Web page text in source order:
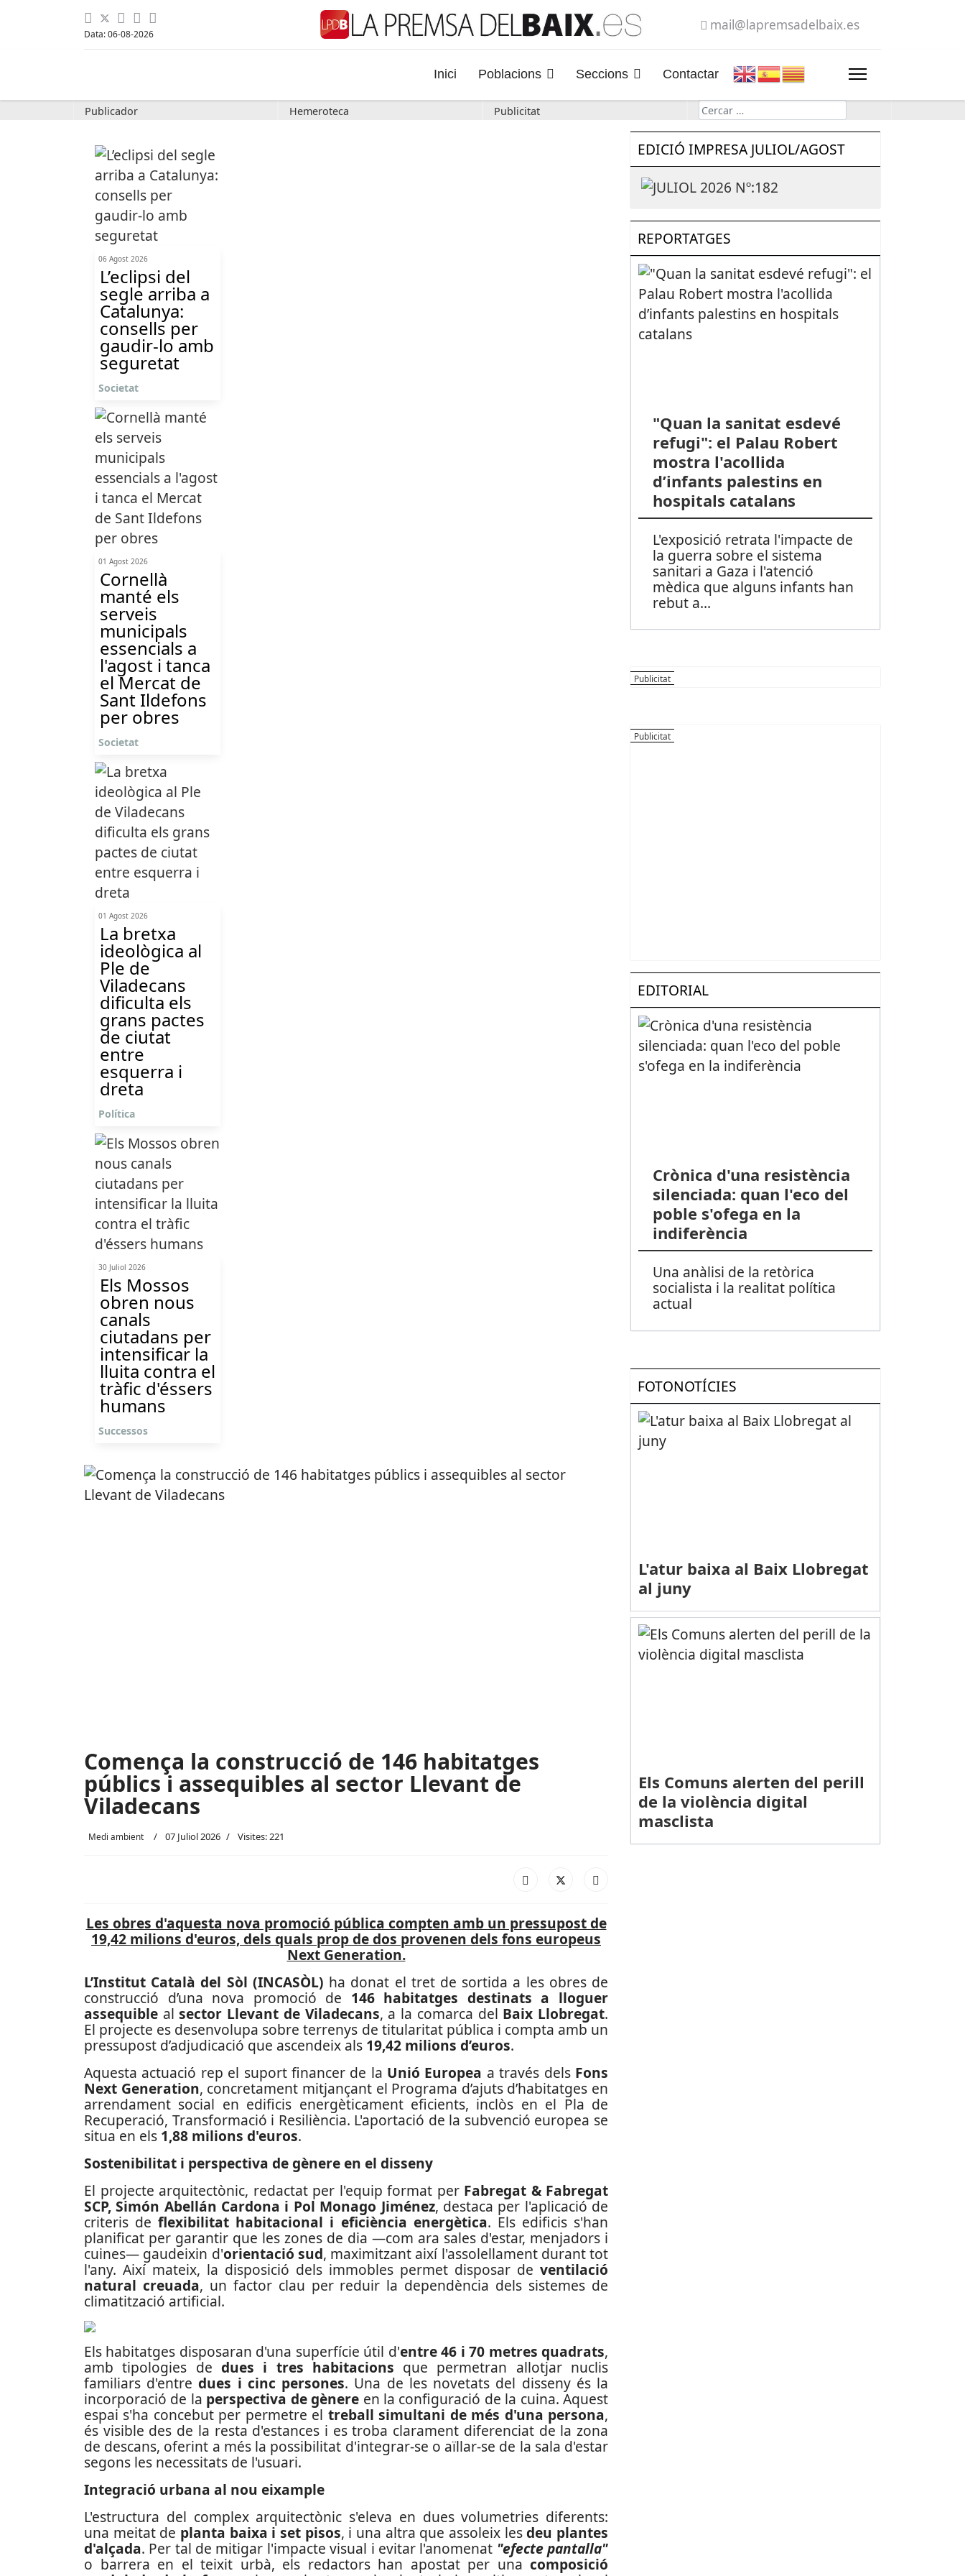
Data: 06-08-2026
mail@lapremsadelbaix.es
Inici Poblacions Seccions Contactar
Publicador Hemeroteca Publicitat Cerca
06 Agost 2026
L’eclipsi del
segle arriba a
Catalunya:
consells per
gaudir-lo amb
seguretat
Societat
01 Agost 2026
Cornellà
manté els
serveis
municipals
essencials a
l'agost i tanca
el Mercat de
Sant Ildefons
per obres
Societat
01 Agost 2026
La bretxa
ideològica al
Ple de
Viladecans
dificulta els
grans pactes
de ciutat
entre
esquerra i
dreta
Política
30 Juliol 2026
Els Mossos
obren nous
canals
ciutadans per
intensificar la
lluita contra el
tràfic d'éssers
humans
Successos
Comença la construcció de 146 habitatges
públics i assequibles al sector Llevant de
Viladecans
Medi ambient 07 Juliol 2026 Visites: 221
Les obres d'aquesta nova promoció pública compten amb un pressupost de
19,42 milions d'euros, dels quals prop de dos provenen dels fons europeus
Next Generation.
L’Institut Català del Sòl (INCASÒL) ha donat el tret de sortida a les obres de
construcció d’una nova promoció de 146 habitatges destinats a lloguer
assequible alsector Llevant de Viladecans, a la comarca del Baix Llobregat.
El projecte es desenvolupa sobre terrenys de titularitat pública i compta amb un
pressupost d’adjudicació que ascendeix als 19,42 milions d’euros.
Aquesta actuació rep el suport financer de la Unió Europea a través dels Fons
Next Generation, concretament mitjançant el Programa d’ajuts d’habitatges en
arrendament social en edificis energèticament eficients, inclòs en el Pla de
Recuperació, Transformació i Resiliència. L'aportació de la subvenció europea se
situa en els 1,88 milions d'euros.
Sostenibilitat i perspectiva de gènere en el disseny
El projecte arquitectònic, redactat per l'equip format per Fabregat & Fabregat
SCP, Simón Abellán Cardona i Pol Monago Jiménez, destaca per l'aplicació de
criteris deflexibilitat habitacional i eficiència energètica. Els edificis s'han
planificat per garantir que les zones de dia —com ara sales d'estar, menjadors i
cuines— gaudeixin d'orientació sud, maximitzant així l'assolellament durant tot
l'any. Així mateix, la disposició dels immobles permet disposar de ventilació
natural creuada, un factor clau per reduir la dependència dels sistemes de
climatització artificial.
Els habitatges disposaran d'una superfície útil d'entre 46 i 70 metres quadrats,
amb tipologies de dues i tres habitacions que permetran allotjar nuclis
familiars d'entredues i cinc persones. Una de les novetats del disseny és la
incorporació de la perspectiva de gènere en la configuració de la cuina. Aquest
espai s'ha concebut per permetre el treball simultani de més d'una persona,
és visible des de la resta d'estances i es troba clarament diferenciat de la zona
de descans, oferint a més la possibilitat d'integrar-se o aïllar-se de la sala d'estar
segons les necessitats de l'usuari.
Integració urbana al nou eixample
L'estructura del complex arquitectònic s'eleva en dues volumetries diferents:
una meitat de planta baixa i set pisos, i una altra que assoleix lesdeu plantes
d'alçada. Per tal de mitigar l'impacte visual i evitar l'anomenat "efecte pantalla"
o barrera en el teixit urbà, els redactors han apostat per una composició
EDICIÓ IMPRESA JULIOL/AGOST
REPORTATGES
"Quan la sanitat esdevé
refugi": el Palau Robert
mostra l'acollida
d’infants palestins en
hospitals catalans
L'exposició retrata l'impacte de
la guerra sobre el sistema
sanitari a Gaza i l'atenció
mèdica que alguns infants han
rebut a...
EDITORIAL
Crònica d'una resistència
silenciada: quan l'eco del
poble s'ofega en la
indiferència
Una anàlisi de la retòrica
socialista i la realitat política
actual
FOTONOTÍCIES
L'atur baixa al Baix Llobregat
al juny
Els Comuns alerten del perill
de la violència digital
masclista